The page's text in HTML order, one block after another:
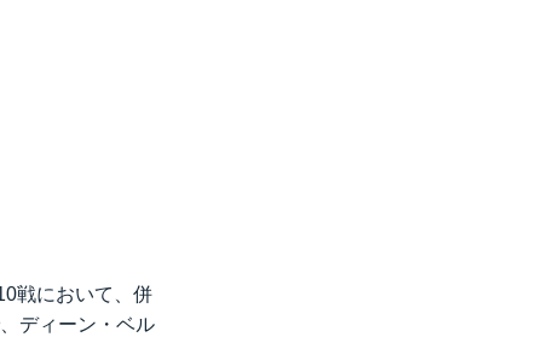
戦において、併
ディーン・ベル